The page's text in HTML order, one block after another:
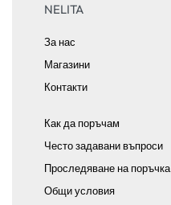
NELITA
За нас
Магазини
Контакти
Как да поръчам
Често задавани въпроси
Проследяване на поръчка
Общи условия